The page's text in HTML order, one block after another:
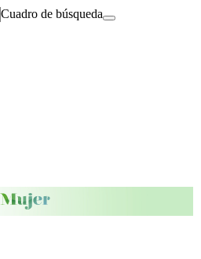
Cuadro de búsqueda